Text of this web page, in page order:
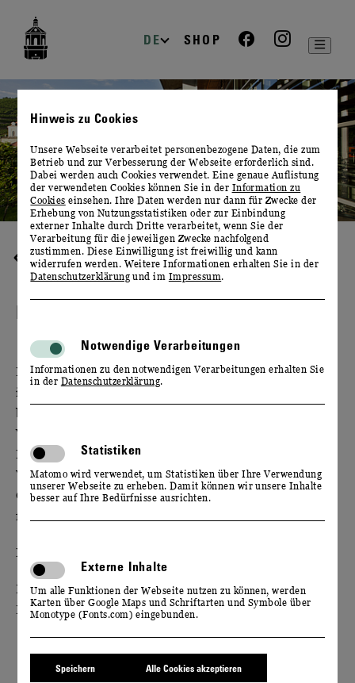
Navigation
DE SHOP
SERVICE
HINWEISGEBERSCHUTZGESETZ
Für alle Mitarbeiter*innen von Schloss Wackerbarth
ist es selbstverständlich, dass sie sich in ihrem
beruflichen Umfeld an die geltenden Gesetze und
Vorschriften halten. Sollten Sie dennoch im Rahmen
Ihrer Tätigkeit bei beziehungsweise mit Schloss
Wackerbarth erfahren, dass gegen zu beachtende
Gesetze und Vorschriften verstoßen wird, sind wir
für einen entsprechenden Hinweis sehr dankbar.
E-Mail:
Bitte informieren Sie sich zu unseren
Datenschutzhinweisen:
Hinweis zu Cookies
Unsere Webseite verarbeitet personenbezogene Daten, die zum
Betrieb und zur Verbesserung der Webseite erforderlich sind.
Dabei werden auch Cookies verwendet. Eine genaue Auflistung
der verwendeten Cookies können Sie in der Information zu
Cookies einsehen. Ihre Daten werden nur dann für Zwecke der
Erhebung von Nutzungsstatistiken oder zur Einbindung
externer Inhalte durch Dritte verarbeitet, wenn Sie der
Verarbeitung für die jeweiligen Zwecke nachfolgend
zustimmen. Diese Einwilligung ist freiwillig und kann
widerrufen werden. Weitere Informationen erhalten Sie in der
Datenschutzerklärung und im Impressum.
Notwendige Verarbeitungen
Informationen zu den notwendigen Verarbeitungen erhalten Sie
in der Datenschutzerklärung.
Statistiken
Matomo wird verwendet, um Statistiken über Ihre Verwendung
unserer Webseite zu erheben. Damit können wir unsere Inhalte
besser auf Ihre Bedürfnisse ausrichten.
Externe Inhalte
Um alle Funktionen der Webseite nutzen zu können, werden
Karten über Google Maps und Schriftarten und Symbole über
Monotype (Fonts.com) eingebunden.
Speichern Alle Cookies akzeptieren